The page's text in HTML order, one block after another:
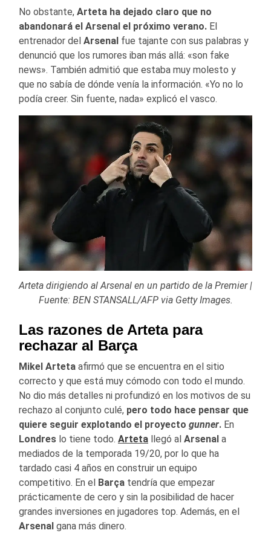
No obstante, Arteta ha dejado claro que no
abandonará el Arsenal el próximo verano. El
entrenador del Arsenal fue tajante con sus palabras y
denunció que los rumores iban más allá: «son fake
news». También admitió que estaba muy molesto y
que no sabía de dónde venía la información. «Yo no lo
podía creer. Sin fuente, nada» explicó el vasco.
Arteta dirigiendo al Arsenal en un partido de la Premier |
Fuente: BEN STANSALL/AFP via Getty Images.
Las razones de Arteta para
rechazar al Barça
Mikel Arteta afirmó que se encuentra en el sitio
correcto y que está muy cómodo con todo el mundo.
No dio más detalles ni profundizó en los motivos de su
rechazo al conjunto culé, pero todo hace pensar que
quiere seguir explotando el proyecto gunner. En
Londres lo tiene todo. Arteta llegó al Arsenal a
mediados de la temporada 19/20, por lo que ha
tardado casi 4 años en construir un equipo
competitivo. En el
Barça tendría que empezar
prácticamente de cero y sin la posibilidad de hacer
grandes inversiones en jugadores top. Además, en el
Arsenal gana más dinero.